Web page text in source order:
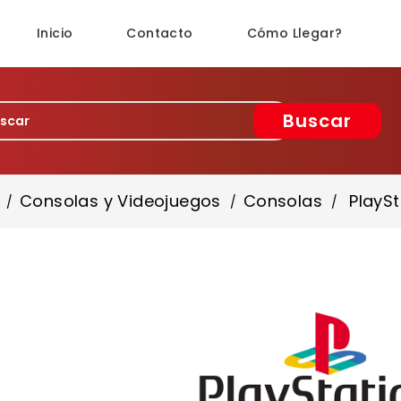
Inicio Contacto Cómo Llegar?
Buscar
Consolas y Videojuegos Consolas